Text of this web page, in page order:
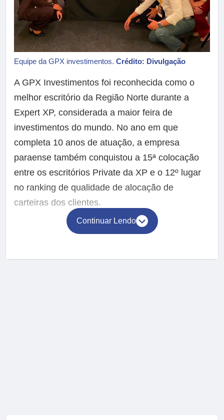
Equipe da GPX investimentos. Crédito: Divulgação
A GPX Investimentos foi reconhecida como o
melhor escritório da Região Norte durante a
Expert XP, considerada a maior feira de
investimentos do mundo. No ano em que
completa 10 anos de atuação, a empresa
paraense também conquistou a 15ª colocação
entre os escritórios Private da XP e o 12º lugar
no ranking de qualidade de alocação de
carteiras dos clientes.
Continuar Lendo